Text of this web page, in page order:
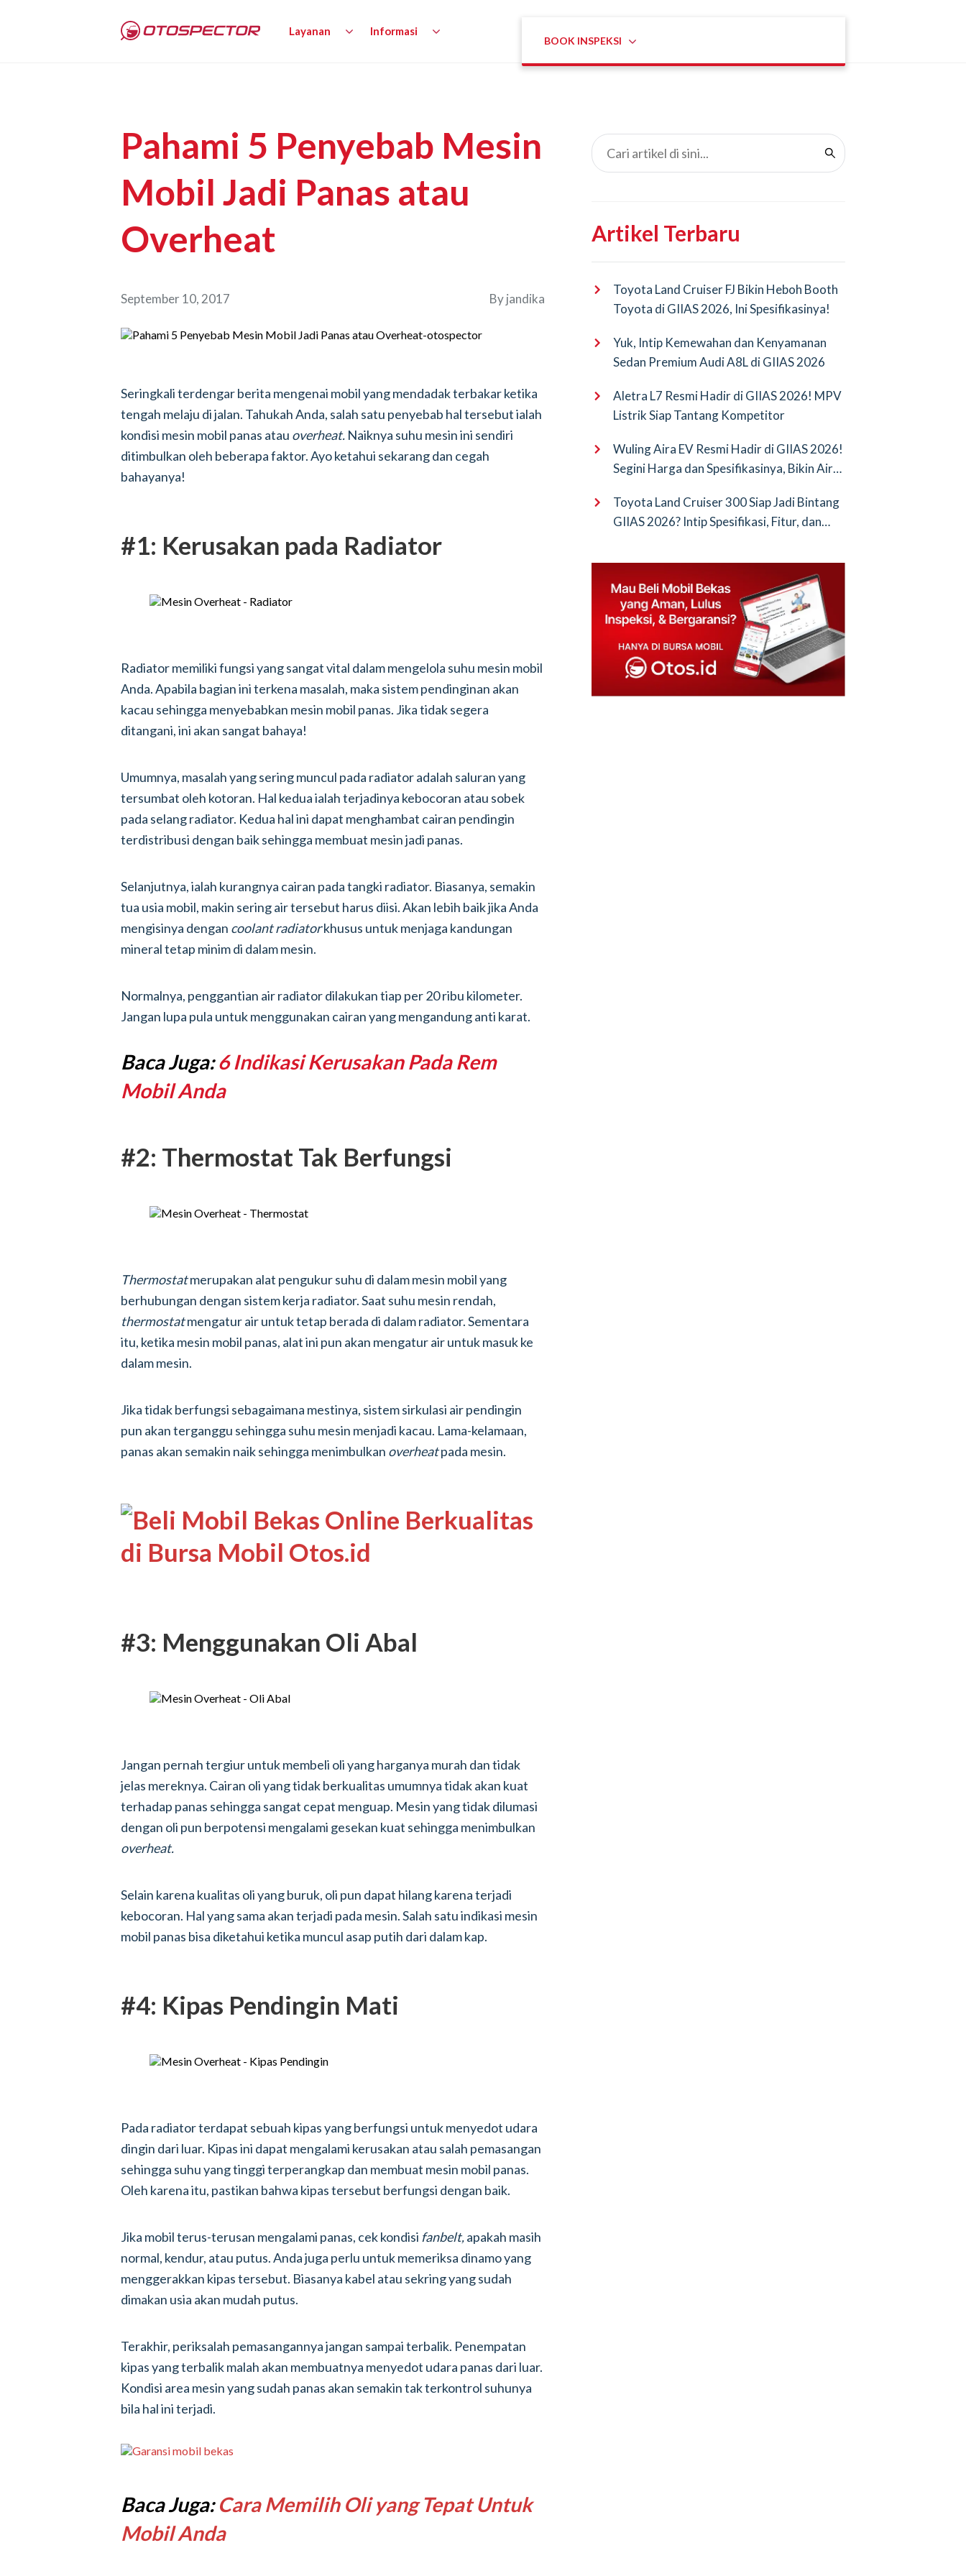
Layanan Informasi
Pahami 5 Penyebab Mesin
Mobil Jadi Panas atau
Overheat
September 10, 2017 Byjandika
Seringkali terdengar berita mengenai mobil yang mendadak terbakar ketika
tengah melaju di jalan. Tahukah Anda, salah satu penyebab hal tersebut ialah
kondisi mesin mobil panas atau overheat. Naiknya suhu mesin ini sendiri
ditimbulkan oleh beberapa faktor. Ayo ketahui sekarang dan cegah
bahayanya!
#1: Kerusakan pada Radiator
Radiator memiliki fungsi yang sangat vital dalam mengelola suhu mesin mobil
Anda. Apabila bagian ini terkena masalah, maka sistem pendinginan akan
kacau sehingga menyebabkan mesin mobil panas. Jika tidak segera
ditangani, ini akan sangat bahaya!
Umumnya, masalah yang sering muncul pada radiator adalah saluran yang
tersumbat oleh kotoran. Hal kedua ialah terjadinya kebocoran atau sobek
pada selang radiator. Kedua hal ini dapat menghambat cairan pendingin
terdistribusi dengan baik sehingga membuat mesin jadi panas.
Selanjutnya, ialah kurangnya cairan pada tangki radiator. Biasanya, semakin
tua usia mobil, makin sering air tersebut harus diisi. Akan lebih baik jika Anda
mengisinya dengan coolant radiatorkhusus untuk menjaga kandungan
mineral tetap minim di dalam mesin.
Normalnya, penggantian air radiator dilakukan tiap per 20 ribu kilometer.
Jangan lupa pula untuk menggunakan cairan yang mengandung anti karat.
Baca Juga:6 Indikasi Kerusakan Pada Rem
Mobil Anda
#2: Thermostat Tak Berfungsi
Thermostatmerupakan alat pengukur suhu di dalam mesin mobil yang
berhubungan dengan sistem kerja radiator. Saat suhu mesin rendah,
thermostatmengatur air untuk tetap berada di dalam radiator. Sementara
itu, ketika mesin mobil panas, alat ini pun akan mengatur air untuk masuk ke
dalam mesin.
Jika tidak berfungsi sebagaimana mestinya, sistem sirkulasi air pendingin
pun akan terganggu sehingga suhu mesin menjadi kacau. Lama-kelamaan,
panas akan semakin naik sehingga menimbulkan overheatpada mesin.
#3: Menggunakan Oli Abal
Jangan pernah tergiur untuk membeli oli yang harganya murah dan tidak
jelas mereknya. Cairan oli yang tidak berkualitas umumnya tidak akan kuat
terhadap panas sehingga sangat cepat menguap. Mesin yang tidak dilumasi
dengan oli pun berpotensi mengalami gesekan kuat sehingga menimbulkan
overheat.
Selain karena kualitas oli yang buruk, oli pun dapat hilang karena terjadi
kebocoran. Hal yang sama akan terjadi pada mesin. Salah satu indikasi mesin
mobil panas bisa diketahui ketika muncul asap putih dari dalam kap.
#4: Kipas Pendingin Mati
Pada radiator terdapat sebuah kipas yang berfungsi untuk menyedot udara
dingin dari luar. Kipas ini dapat mengalami kerusakan atau salah pemasangan
sehingga suhu yang tinggi terperangkap dan membuat mesin mobil panas.
Oleh karena itu, pastikan bahwa kipas tersebut berfungsi dengan baik.
Jika mobil terus-terusan mengalami panas, cek kondisi fanbelt,apakah masih
normal, kendur, atau putus. Anda juga perlu untuk memeriksa dinamo yang
menggerakkan kipas tersebut. Biasanya kabel atau sekring yang sudah
dimakan usia akan mudah putus.
Terakhir, periksalah pemasangannya jangan sampai terbalik. Penempatan
kipas yang terbalik malah akan membuatnya menyedot udara panas dari luar.
Kondisi area mesin yang sudah panas akan semakin tak terkontrol suhunya
bila hal ini terjadi.
Baca Juga: Cara Memilih Oli yang Tepat Untuk
Mobil Anda
Artikel Terbaru
Toyota Land Cruiser FJ Bikin Heboh Booth
Toyota di GIIAS 2026, Ini Spesifikasinya!
Yuk, Intip Kemewahan dan Kenyamanan
Sedan Premium Audi A8L di GIIAS 2026
Aletra L7 Resmi Hadir di GIIAS 2026! MPV
Listrik Siap Tantang Kompetitor
Wuling Aira EV Resmi Hadir di GIIAS 2026!
Segini Harga dan Spesifikasinya, Bikin Air
Toyota Land Cruiser 300 Siap Jadi Bintang
GIIAS 2026? Intip Spesifikasi, Fitur, dan
BOOK INSPEKSI